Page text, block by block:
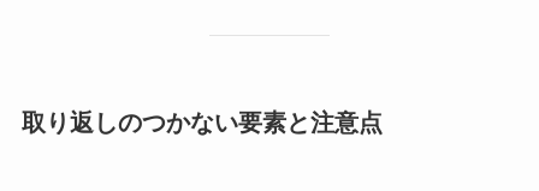
取り返しのつかない要素と注意点